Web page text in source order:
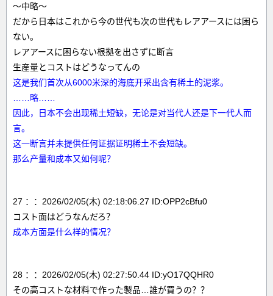
～中略～
だから日本はこれから今の世代も次の世代もレアアースには困ら
ない。
レアアースに困らない根拠を出さずに断言
生産量とコストはどうなってんの
这是我们首次从6000米深的海底开采出含有稀土的泥浆。
……略……
因此，日本不会出现稀土短缺，无论是对当代人还是下一代人而
言。
这一断言并未提供任何证据证明稀土不会短缺。
那么产量和成本又如何呢？
27 ：：2026/02/05(木) 02:18:06.27 ID:OPP2cBfu0
コスト面はどうなんだろ？
成本方面是什么样的情况？
28 ：：2026/02/05(木) 02:27:50.44 ID:yO17QQHR0
その高コストな材料で作った製品…誰が買うの？？